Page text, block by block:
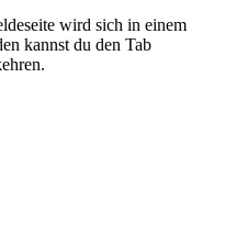
wird sich in einem
kannst du den Tab